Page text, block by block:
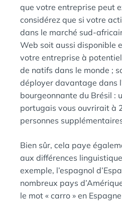
que votre entreprise peut
considérez que si votre
dans le marché sud-
Web soit aussi disponible
votre entreprise à
de natifs dans le monde ;
déployer davantage dans
bourgeonnante du Brésil :
portugais vous ouvrirait à
personnes
Bien sûr, cela paye
aux différences
exemple, l’espagnol
nombreux pays
le mot « carro » en